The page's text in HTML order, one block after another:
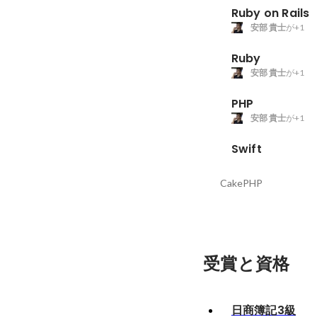
Ruby on Rails
安部 貴士が+1
Ruby
安部 貴士が+1
PHP
安部 貴士が+1
Swift
CakePHP
受賞と資格
日商簿記3級